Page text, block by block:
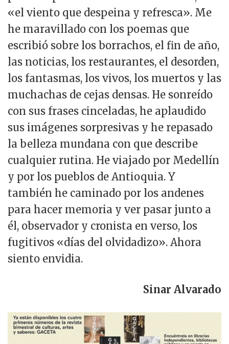
«el viento que despeina y refresca». Me
he maravillado con los poemas que
escribió sobre los borrachos, el fin de año,
las noticias, los restaurantes, el desorden,
los fantasmas, los vivos, los muertos y las
muchachas de cejas densas. He sonreído
con sus frases cinceladas, he aplaudido
sus imágenes sorpresivas y he repasado
la belleza mundana con que describe
cualquier rutina. He viajado por Medellín
y por los pueblos de Antioquia. Y
también he caminado por los andenes
para hacer memoria y ver pasar junto a
él, observador y cronista en verso, los
fugitivos «días del olvidadizo». Ahora
siento envidia.
Sinar Alvarado